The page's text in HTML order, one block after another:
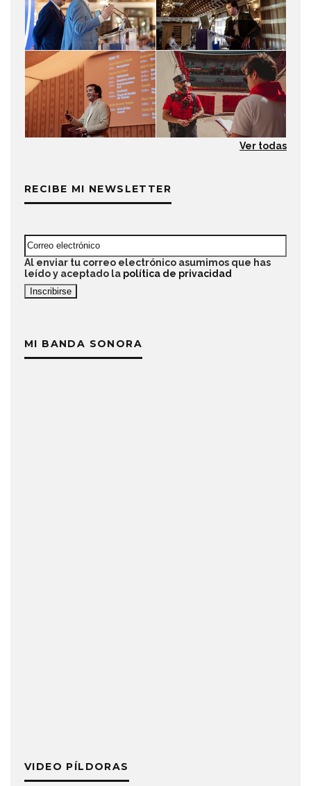
Ver todas
RECIBE MI NEWSLETTER
Al enviar tu correo electrónico asumimos que has
leído y aceptado la política de privacidad
MI BANDA SONORA
VIDEO PÍLDORAS